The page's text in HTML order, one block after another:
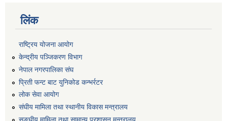
लिंक
राष्ट्रिय योजना आयोग
केन्द्रीय पञ्जिकरण विभाग
नेपाल नगरपालिका संघ
प्रिती फन्ट बाट युनिकोड कन्भर्रटर
लोक सेवा आयोग
संघीय मामिला तथा स्थानीय विकास मन्त्रालय